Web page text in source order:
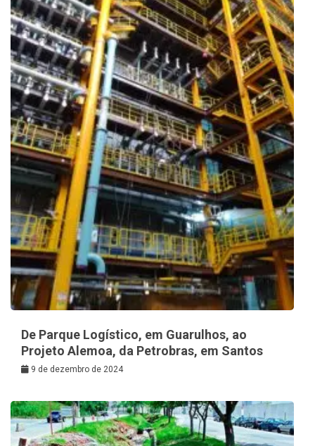
De Parque Logístico, em Guarulhos, ao
Projeto Alemoa, da Petrobras, em Santos
9 de dezembro de 2024